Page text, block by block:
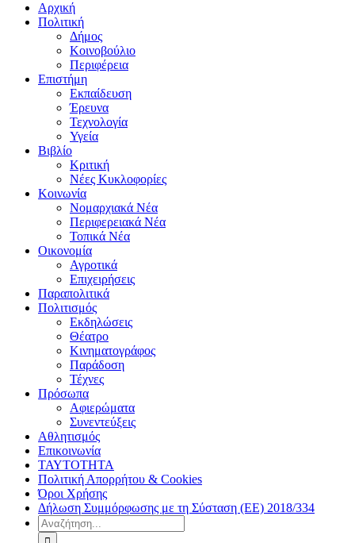
Αρχική
Πολιτική
Δήμος
Κοινοβούλιο
Περιφέρεια
Επιστήμη
Εκπαίδευση
Έρευνα
Τεχνολογία
Υγεία
Βιβλίο
Κριτική
Νέες Κυκλοφορίες
Κοινωνία
Νομαρχιακά Νέα
Περιφερειακά Νέα
Τοπικά Νέα
Οικονομία
Αγροτικά
Επιχειρήσεις
Παραπολιτικά
Πολιτισμός
Εκδηλώσεις
Θέατρο
Κινηματογράφος
Παράδοση
Τέχνες
Πρόσωπα
Αφιερώματα
Συνεντεύξεις
Αθλητισμός
Επικοινωνία
ΤΑΥΤΟΤΗΤΑ
Πολιτική Απορρήτου & Cookies
Όροι Χρήσης
Δήλωση Συμμόρφωσης με τη Σύσταση (ΕΕ) 2018/334
Αναζήτηση
για: